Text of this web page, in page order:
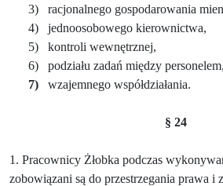
3)
racjonalnego gospodarowania
4)
jednoosobowego kierownictwa,
5)
kontroli wewnętrznej,
6)
podziału zadań między personelem,
7)
wzajemnego współdziałania.
§ 24
1. Pracownicy Żłobka podczas
zobowiązani są do przestrzegania prawa i